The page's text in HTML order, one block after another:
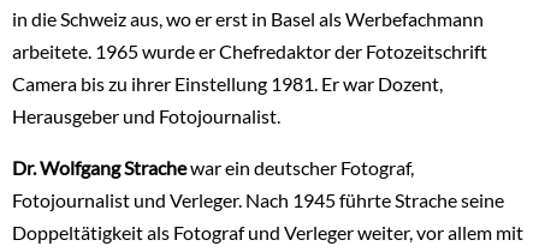
in die Schweiz aus, wo er erst in Basel als Werbefachmann
arbeitete. 1965 wurde er Chefredaktor der Fotozeitschrift
Camera bis zu ihrer Einstellung 1981. Er war Dozent,
Herausgeber und Fotojournalist.
Dr. Wolfgang Strachewar ein deutscher Fotograf,
Fotojournalist und Verleger. Nach 1945 führte Strache seine
Doppeltätigkeit als Fotograf und Verleger weiter, vor allem mit